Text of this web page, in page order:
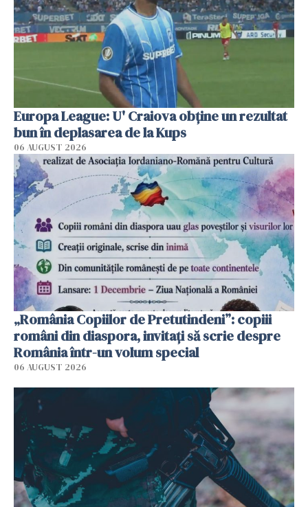
Europa League: U' Craiova obține un rezultat
bun în deplasarea de la Kups
06 AUGUST 2026
„România Copiilor de Pretutindeni”: copiii
români din diaspora, invitați să scrie despre
România într-un volum special
06 AUGUST 2026